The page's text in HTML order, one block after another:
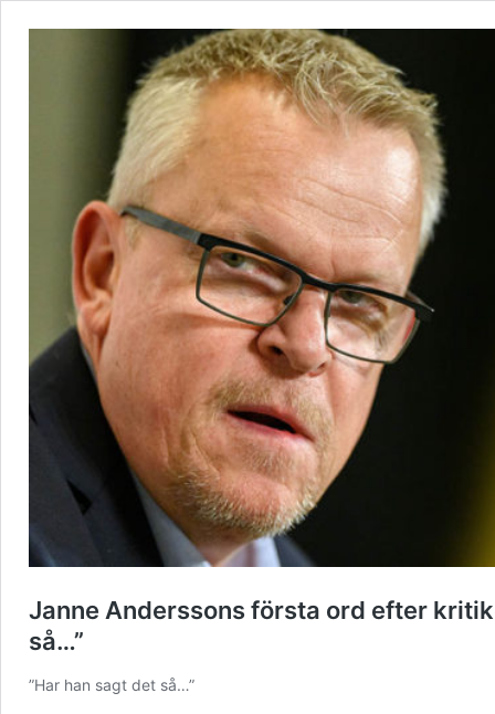
Janne Anderssons första ord efter
så…”
”Har han sagt det så…”